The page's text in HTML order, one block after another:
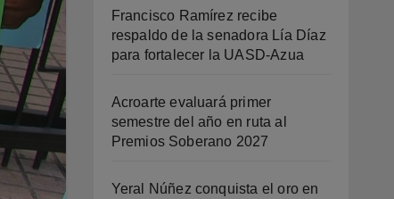
Francisco Ramírez recibe
respaldo de la senadora Lía Díaz
para fortalecer la UASD-Azua
Acroarte evaluará primer
semestre del año en ruta al
Premios Soberano 2027
Yeral Núñez conquista el oro en